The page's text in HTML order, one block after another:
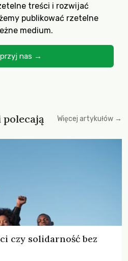
treści i rozwijać
publikować rzetelne
medium.
nas →
polecają Więcej artykułów →
czy solidarność bez